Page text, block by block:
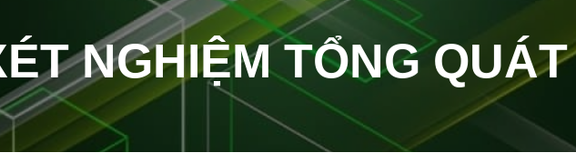
NGHIỆM TỔNG QUÁT